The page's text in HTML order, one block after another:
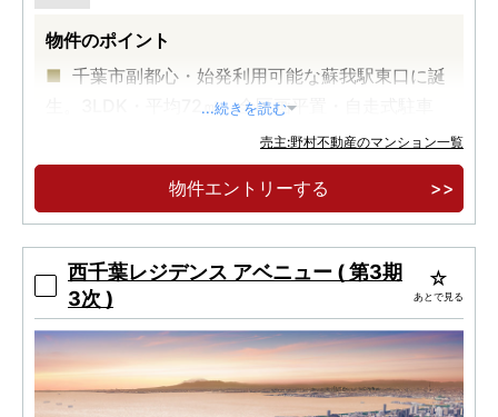
物件のポイント
千葉市副都心・始発利用可能な蘇我駅東口に誕
生。3LDK・平均72㎡。全区画平置・自走式駐車
...続きを読む
売主:野村不動産のマンション一覧
物件エントリーする
西千葉レジデンス アベニュー ( 第3期
3次 )
あとで見る